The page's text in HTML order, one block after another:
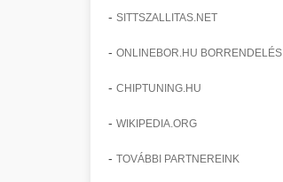
- SITTSZALLITAS.NET
- ONLINEBOR.HU BORRENDELÉS
- CHIPTUNING.HU
- WIKIPEDIA.ORG
- TOVÁBBI PARTNEREINK